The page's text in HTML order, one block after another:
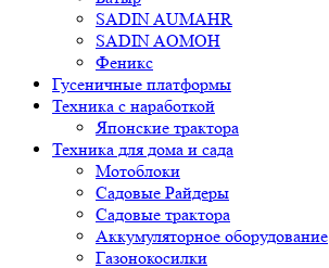
SADIN AUMAHR
SADIN AOMOH
Феникс
Гусеничные платформы
Техника с наработкой
Японские трактора
Техника для дома и сада
Мотоблоки
Садовые Райдеры
Садовые трактора
Аккумуляторное оборудование
Газонокосилки